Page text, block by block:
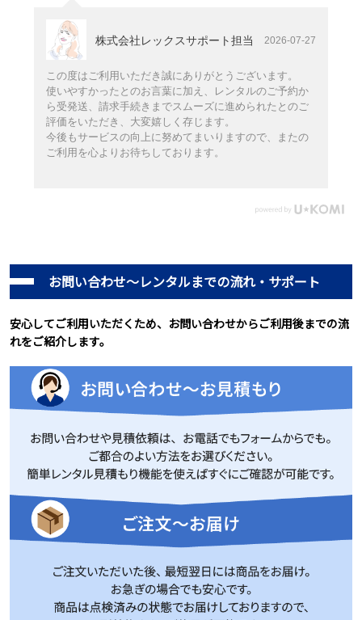
株式会社レックスサポート担当 2026-07-27
この度はご利用いただき誠にありがとうございます。
使いやすかったとのお言葉に加え、レンタルのご予約か
ら受発送、請求手続きまでスムーズに進められたとのご
評価をいただき、大変嬉しく存じます。
今後もサービスの向上に努めてまいりますので、またの
ご利用を心よりお待ちしております。
お問い合わせ～レンタルまでの流れ・サポート
安心してご利用いただくため、お問い合わせからご利用後までの流
れをご紹介します。